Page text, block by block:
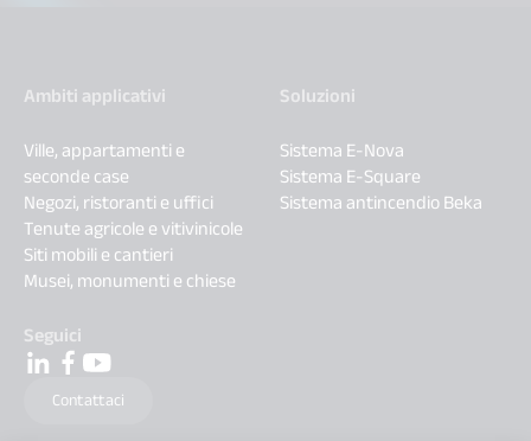
Ambiti applicativi
Ville, appartamenti e
seconde case
Negozi, ristoranti e uffici
Tenute agricole e vitivinicole
Siti mobili e cantieri
Musei, monumenti e chiese
Soluzioni
Sistema E-Nova
Sistema E-Square
Sistema antincendio Beka
Seguici
Contattaci